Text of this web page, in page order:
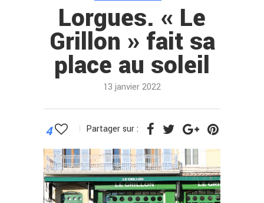
Lorgues. « Le
Grillon » fait sa
place au soleil
13 janvier 2022
4 Partager sur :